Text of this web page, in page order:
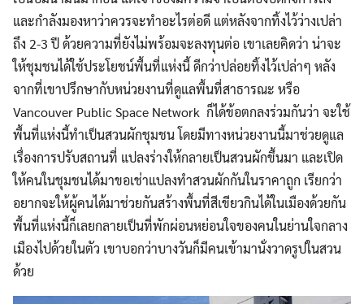
และกำลังมองหาว่าควรจะทำอะไรต่อดี แต่หลังจากทิ้งไว้ว่างเปล่า
ถึง 2-3 ปี ด้วยความที่ยังไม่พร้อมจะลงทุนต่อ เขาเลยคิดว่า น่าจะ
ให้ชุมชนได้ใช้ประโยชน์พื้นที่แห่งนี้ ดีกว่าปล่อยทิ้งไว้เปล่าๆ หลัง
จากที่เขาปรึกษากับหน่วยงานที่ดูแลพื้นที่สาธารณะ หรือ
Vancouver Public Space Network ก็ได้ข้อตกลงร่วมกันว่า จะใช้
พื้นที่แห่งนี้ทำเป็นสวนผักชุมชน โดยมีทางหน่วยงานนี้มาช่วยดูแล
เรื่องการปรับสถานที่ แปลงร่างให้กลายเป็นสวนผักขึ้นมา และเปิด
ให้คนในชุมชนได้มาขอเช่าแปลงทำสวนผักกันในราคาถูก เรียกว่า
อยากจะให้ผู้คนได้มาช่วยกันสร้างพื้นที่สีเขียวกินได้ในเมืองด้วยกัน
พื้นที่แห่งนี้ก็เลยกลายเป็นที่พักผ่อนหย่อนใจของคนในย่านใจกลาง
เมืองไปด้วยในตัว เขาบอกว่าบางวันก็มีคนเข้ามานั่งวาดรูปในสวน
ด้วย